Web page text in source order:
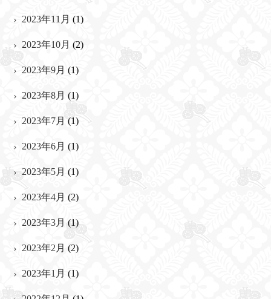
2023年11月 (1)
2023年10月 (2)
2023年9月 (1)
2023年8月 (1)
2023年7月 (1)
2023年6月 (1)
2023年5月 (1)
2023年4月 (2)
2023年3月 (1)
2023年2月 (2)
2023年1月 (1)